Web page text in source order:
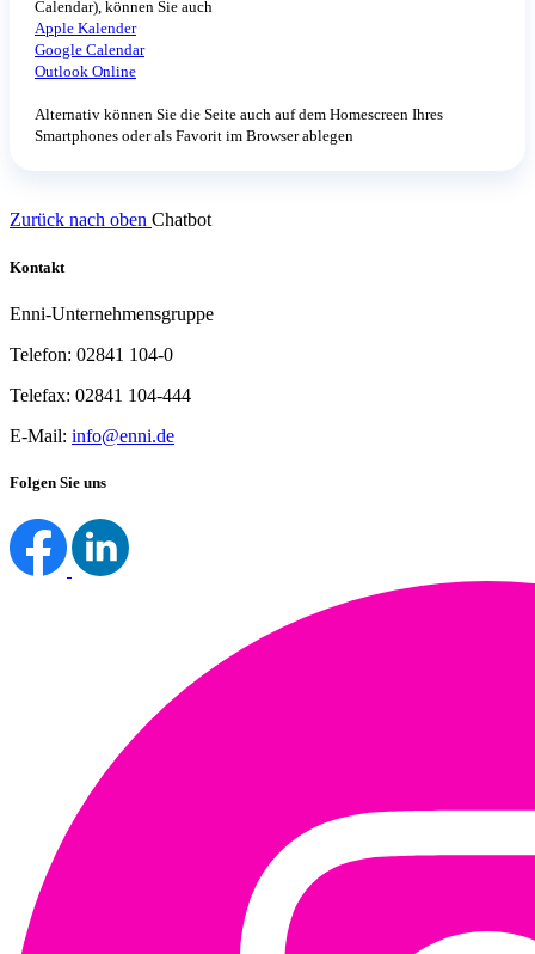
Calendar), können Sie auch
Apple Kalender
Google Calendar
Outlook Online
Alternativ können Sie die Seite auch auf dem Homescreen Ihres
Smartphones oder als Favorit im Browser ablegen
Zurück nach oben Chatbot
Kontakt
Enni-Unternehmensgruppe
Telefon: 02841 104-0
Telefax: 02841 104-444
E-Mail: info@enni.de
Folgen Sie uns